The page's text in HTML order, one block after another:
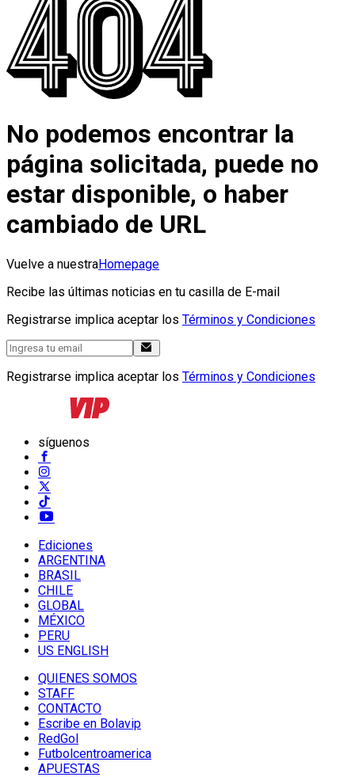
No podemos encontrar la
página solicitada, puede no
estar disponible, o haber
cambiado de URL
Vuelve a nuestraHomepage
Recibe las últimas noticias en tu casilla de E-mail
Registrarse implica aceptar los Términos y Condiciones
Registrarse implica aceptar los Términos y Condiciones
síguenos
Ediciones
ARGENTINA
BRASIL
CHILE
GLOBAL
MÉXICO
PERU
US ENGLISH
QUIENES SOMOS
STAFF
CONTACTO
Escribe en Bolavip
RedGol
Futbolcentroamerica
APUESTAS